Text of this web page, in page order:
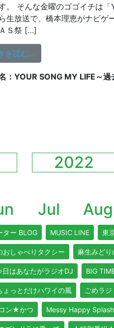
。 そんな金曜のゴゴイチは
生放送で、橋本理恵がナビゲ
Ｓ祭 […]
を読む…
：YOUR SONG MY LIFE～過
2022
Jul Aug
ター BLOG MUSIC LINE 東
おしゃべりタクシー 麻生みど
日はあなたがラジオDJ BIG
ょっとだけハワイの風 ごめラジ
コン★かつ Messy Happy Splash